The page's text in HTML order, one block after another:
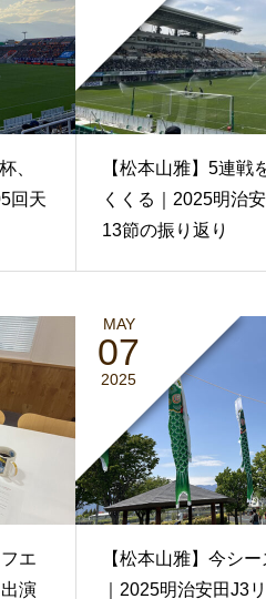
、
回天
【松本山雅】5連戦
くくる｜2025明治
13節の振り返り
エ
演
MAY
07
2025
【松本山雅】今シ
｜2025明治安田J3